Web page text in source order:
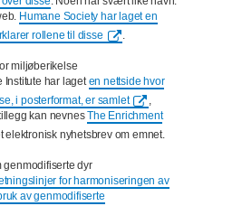
Humane Society har laget en
rollene til disse
.
miljøberikelse
Institute har lageten nettside hvor
i posterformat, er samlet
,
kan nevnesThe Enrichment
elektronisk nyhetsbrev om emnet.
genmodifiserte dyr
for harmoniseringen av
av genmodifiserte